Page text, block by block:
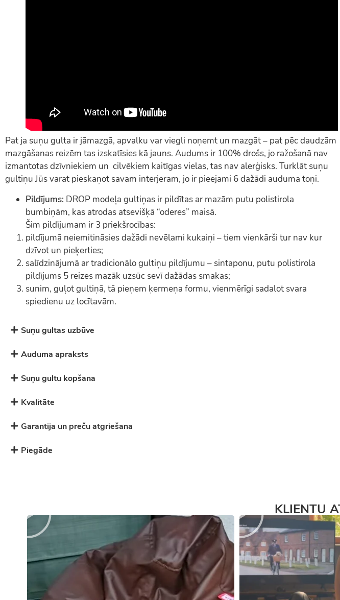
Pat ja suņu gulta ir jāmazgā, apvalku var viegli noņemt un mazgāt – pat pēc daudzām
mazgāšanas reizēm tas izskatīsies kā jauns. Audums ir 100% drošs, jo ražošanā nav
izmantotas dzīvniekiem un cilvēkiem kaitīgas vielas, tas nav alerģisks. Turklāt suņu
gultiņu Jūs varat pieskaņot savam interjeram, jo ir pieejami 6 dažādi auduma toņi.
Pildījums: DROP modeļa gultiņas ir pildītas ar mazām putu polistirola
bumbiņām, kas atrodas atsevišķā “oderes” maisā.
Šim pildījumam ir 3 priekšrocības:
pildījumā neiemitināsies dažādi nevēlami kukaiņi – tiem vienkārši tur nav kur
dzīvot un pieķerties;
salīdzinājumā ar tradicionālo gultiņu pildījumu – sintaponu, putu polistirola
pildījums 5 reizes mazāk uzsūc sevī dažādas smakas;
sunim, guļot gultiņā, tā pieņem ķermeņa formu, vienmērīgi sadalot svara
spiedienu uz locītavām.
Suņu gultas uzbūve
Auduma apraksts
Suņu gultu kopšana
Kvalitāte
Garantija un preču atgriešana
Piegāde
KLIENTU